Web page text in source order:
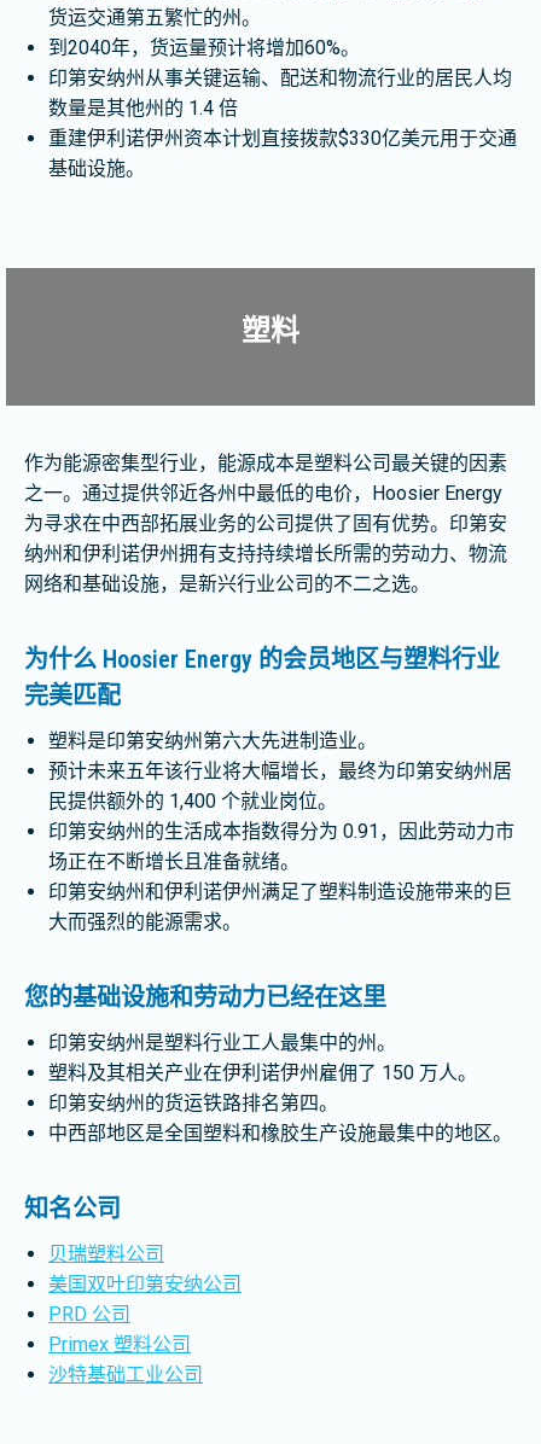
货运交通第五繁忙的州。
到2040年，货运量预计将增加60%。
印第安纳州从事关键运输、配送和物流行业的居民人均
数量是其他州的 1.4 倍
重建伊利诺伊州资本计划直接拨款$330亿美元用于交通
基础设施。
塑料
作为能源密集型行业，能源成本是塑料公司最关键的因素
之一。通过提供邻近各州中最低的电价，Hoosier Energy
为寻求在中西部拓展业务的公司提供了固有优势。印第安
纳州和伊利诺伊州拥有支持持续增长所需的劳动力、物流
网络和基础设施，是新兴行业公司的不二之选。
为什么 Hoosier Energy 的会员地区与塑料行业
完美匹配
塑料是印第安纳州第六大先进制造业。
预计未来五年该行业将大幅增长，最终为印第安纳州居
民提供额外的 1,400 个就业岗位。
印第安纳州的生活成本指数得分为 0.91，因此劳动力市
场正在不断增长且准备就绪。
印第安纳州和伊利诺伊州满足了塑料制造设施带来的巨
大而强烈的能源需求。
您的基础设施和劳动力已经在这里
印第安纳州是塑料行业工人最集中的州。
塑料及其相关产业在伊利诺伊州雇佣了 150 万人。
印第安纳州的货运铁路排名第四。
中西部地区是全国塑料和橡胶生产设施最集中的地区。
知名公司
贝瑞塑料公司
美国双叶印第安纳公司
PRD 公司
Primex 塑料公司
沙特基础工业公司